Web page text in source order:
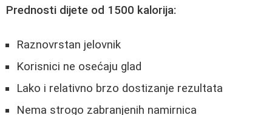
Prednosti dijete od 1500 kalorija:
Raznovrstan jelovnik
Korisnici ne osećaju glad
Lako i relativno brzo dostizanje rezultata
Nema strogo zabranjenih namirnica